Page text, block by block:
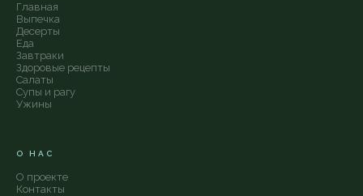
Главная
Выпечка
Десерты
Еда
Завтраки
Здоровые рецепты
Салаты
Супы и рагу
Ужины
О НАС
О проекте
Контакты